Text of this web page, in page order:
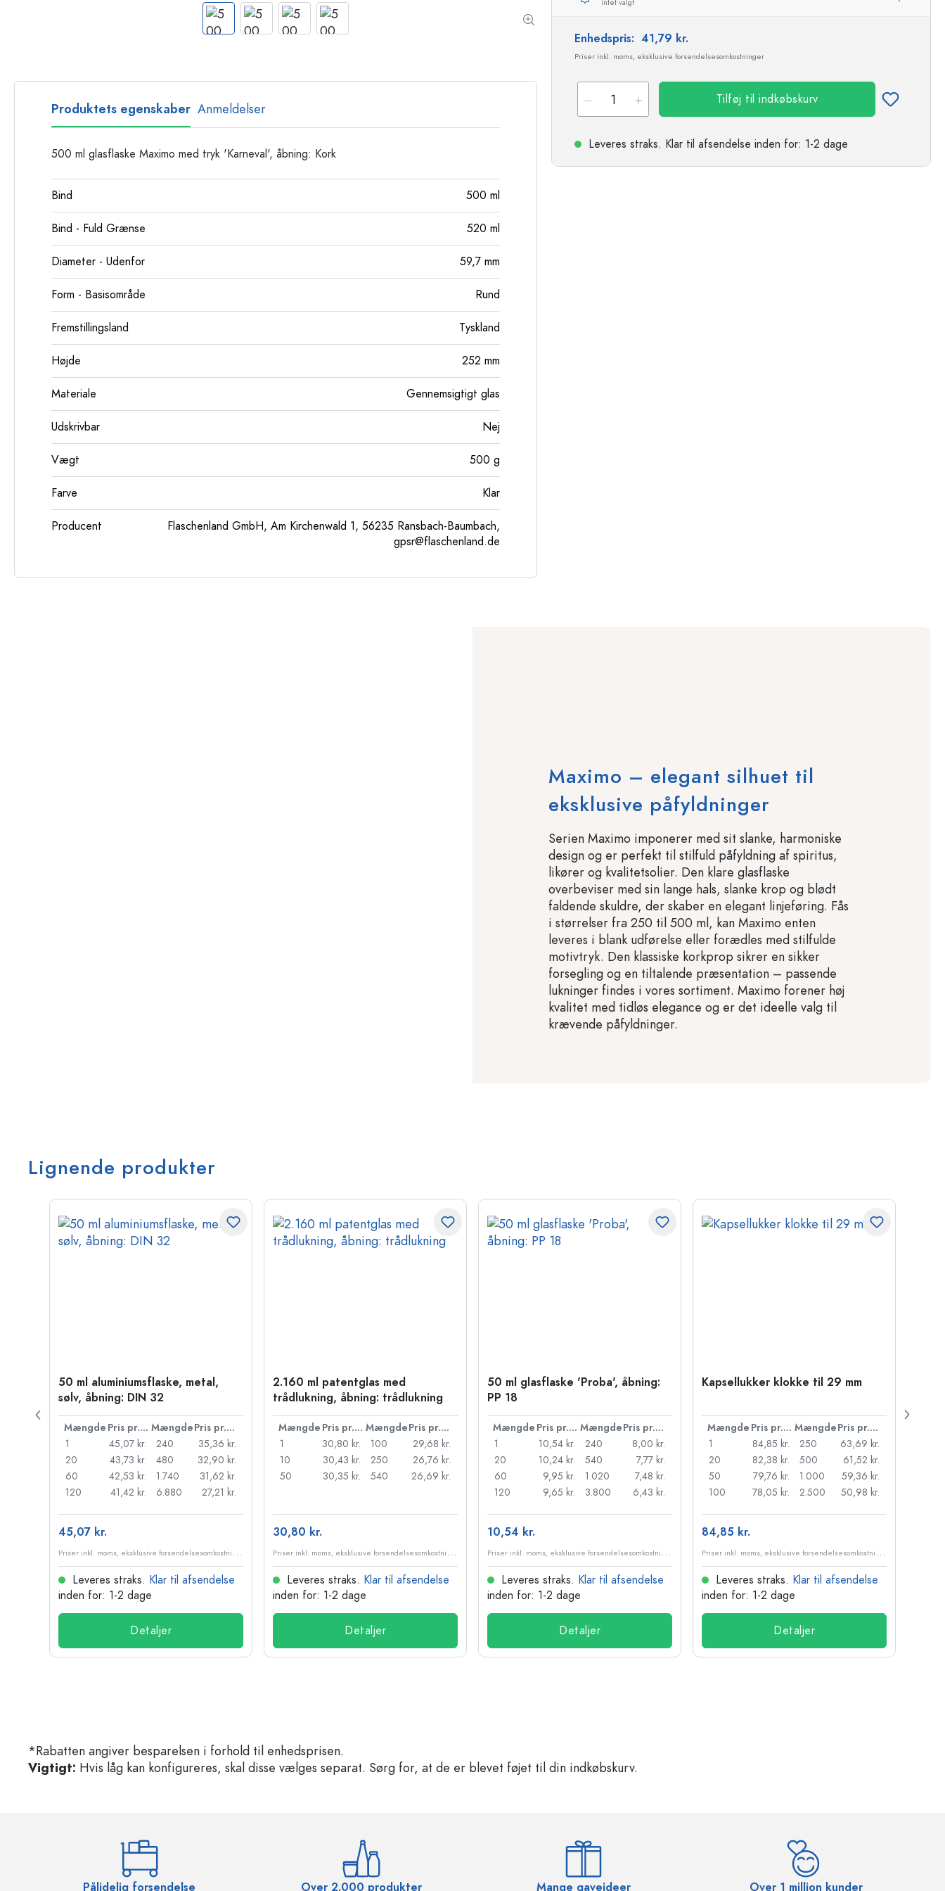
Glasflasker
Plastflasker
intet valgt
Enhedspris: 41,79 kr.
Priser inkl. moms, eksklusive forsendelsesomkostninger
Tilføj til indkøbskurv
Leveres straks. Klar til afsendelse inden for: 1-2 dage
Produktets egenskaber Anmeldelser
500 ml glasflaske Maximo med tryk 'Karneval', åbning: Kork
Bind 500 ml
Bind - Fuld Grænse 520 ml
Diameter - Udenfor 59,7 mm
Form - Basisområde Rund
Fremstillingsland Tyskland
Højde 252 mm
Materiale Gennemsigtigt glas
Udskrivbar Nej
Vægt 500 g
Farve Klar
Producent
Flaschenland GmbH, Am Kirchenwald 1, 56235 Ransbach-Baumbach,
gpsr@flaschenland.de
Maximo – elegant silhuet til
eksklusive påfyldninger
Serien Maximo imponerer med sit slanke, harmoniske
design og er perfekt til stilfuld påfyldning af spiritus,
likører og kvalitetsolier. Den klare glasflaske
overbeviser med sin lange hals, slanke krop og blødt
faldende skuldre, der skaber en elegant linjeføring. Fås
i størrelser fra 250 til 500 ml, kan Maximo enten
leveres i blank udførelse eller forædles med stilfulde
motivtryk. Den klassiske korkprop sikrer en sikker
forsegling og en tiltalende præsentation – passende
lukninger findes i vores sortiment. Maximo forener høj
kvalitet med tidløs elegance og er det ideelle valg til
krævende påfyldninger.
Lignende produkter
50 ml aluminiumsflaske, metal,
sølv, åbning: DIN 32
Mængde Pris pr. stk. Mængde
Pris pr. stk.
1
45,07 kr.
20
43,73 kr.
60
42,53 kr.
120
41,42 kr.
240
35,36 kr.
480
32,90 kr.
1.740
31,62 kr.
6.880
27,21 kr.
45,07 kr.
P
riser inkl. moms, eksklusive forsendelsesomkostninger
Leveres straks. Klar til afsendelse
inden for: 1-2 dage
Detaljer
2.160 ml patentglas med
trådlukning, åbning: trådlukning
Mængde Pris pr. stk. Mængde
Pris pr. stk.
1
30,80 kr.
10
30,43 kr.
50
30,35 kr.
100
29,68 kr.
250
26,76 kr.
540
26,69 kr.
30,80 kr.
P
riser inkl. moms, eksklusive forsendelsesomkostninger
Leveres straks. Klar til afsendelse
inden for: 1-2 dage
Detaljer
50 ml glasflaske 'Proba', åbning:
PP 18
Mængde Pris pr. stk. Mængde
Pris pr. stk.
1
10,54 kr.
20
10,24 kr.
60
9,95 kr.
120
9,65 kr.
240
8,00 kr.
540
7,77 kr.
1.020
7,48 kr.
3.800
6,43 kr.
10,54 kr.
P
riser inkl. moms, eksklusive forsendelsesomkostninger
Leveres straks. Klar til afsendelse
inden for: 1-2 dage
Detaljer
Kapsellukker klokke til 29 mm
Mængde Pris pr. stk. Mængde
Pris pr. stk.
1
84,85 kr.
20
82,38 kr.
50
79,76 kr.
100
78,05 kr.
250
63,69 kr.
500
61,52 kr.
1.000
59,36 kr.
2.500
50,98 kr.
84,85 kr.
P
riser inkl. moms, eksklusive forsendelsesomkostninger
Leveres straks. Klar til afsendelse
inden for: 1-2 dage
Detaljer
*Rabatten angiver besparelsen i forhold til enhedsprisen.
Vigtigt: Hvis låg kan konfigureres, skal disse vælges separat. Sørg for, at de er blevet føjet til din indkøbskurv.
Pålidelig forsendelse Over 2.000 produkter Mange gaveideer Over 1 million kunder